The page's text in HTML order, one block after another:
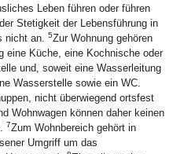
Leben führen oder führen
Stetigkeit der Lebensführung in
nicht an. 5Zur Wohnung gehören
eine Küche, eine Kochnische oder
und, soweit eine Wasserleitung
Wasserstelle sowie ein WC.
nicht überwiegend ortsfest
Wohnwagen können daher keinen
7Zum Wohnbereich gehört in
Umgriff um das